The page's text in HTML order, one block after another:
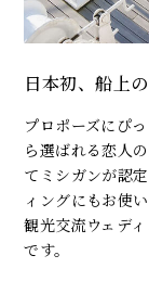
日本初、船上
プロポーズにぴ
ら選ばれる恋人
てミシガンが認
ィングにもお使
観光交流ウェデ
です。